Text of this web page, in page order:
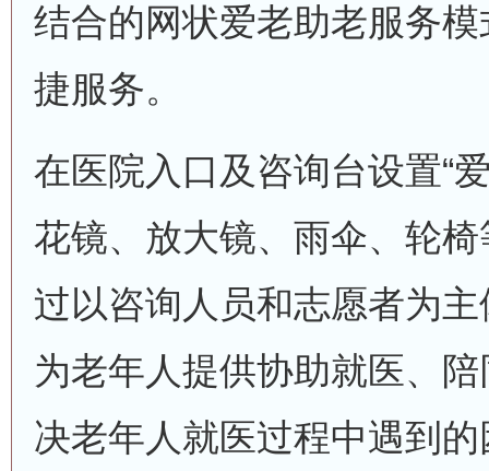
结合的网状爱老助老服务
捷服务。
在医院入口及咨询台设置“
花镜、放大镜、雨伞、轮
过以咨询人员和志愿者为主
为老年人提供协助就医、
决老年人就医过程中遇到